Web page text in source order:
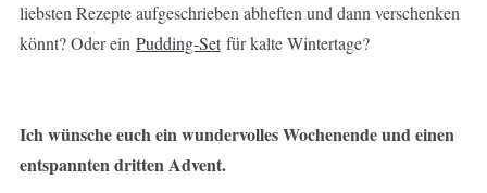
liebsten Rezepte aufgeschrieben abheften und dann verschenken
könnt? Oder ein Pudding-Setfür kalte Wintertage?
Ich wünsche euch ein wundervolles Wochenende und einen
entspannten dritten Advent.